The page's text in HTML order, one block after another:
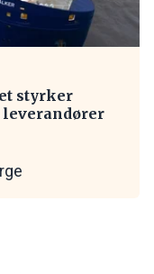
styrker